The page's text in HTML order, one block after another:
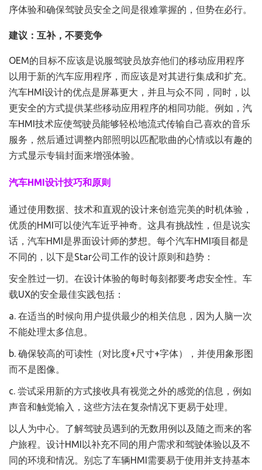
序体验和确保驾驶员安全之间是很难掌握的，但势在必行。
建议：互补，不要竞争
OEM的目标不应该是说服驾驶员放弃他们的移动应用程序
以用于新的汽车应用程序，而应该是对其进行集成和扩充。
汽车HMI设计的优点是屏幕更大，并且与众不同，同时，以
更安全的方式提供某些移动应用程序的相同功能。例如，汽
车HMI技术应使驾驶员能够轻松地流式传输自己喜欢的音乐
服务，然后通过调整内部照明以匹配歌曲的心情或以有趣的
方式显示专辑封面来增强体验。
汽车HMI设计技巧和原则
通过使用数据、技术和直观的设计来创造完美的时机体验，
优质的HMI可以使汽车近乎神奇。这具有挑战性，但是说实
话，汽车HMI是界面设计师的梦想。每个汽车HMI项目都是
不同的，以下是Star公司工作的设计原则和趋势：
安全胜过一切。在设计体验的每时每刻都要考虑安全性。车
载UX的安全最佳实践包括：
a. 在适当的时候向用户提供最少的相关信息，因为人脑一次
不能处理太多信息。
b. 确保较高的可读性（对比度+尺寸+字体），并使用象形图
而不是图像。
c. 尝试采用新的方式接收具有视觉之外的感觉的信息，例如
声音和触觉输入，这些方法在复杂情况下更易于处理。
以人为中心。了解驾驶员遇到的无数用例以及随之而来的客
户旅程。设计HMI以补充不同的用户需求和驾驶体验以及不
同的环境和情况。别忘了车辆HMI需要易于使用并支持基本